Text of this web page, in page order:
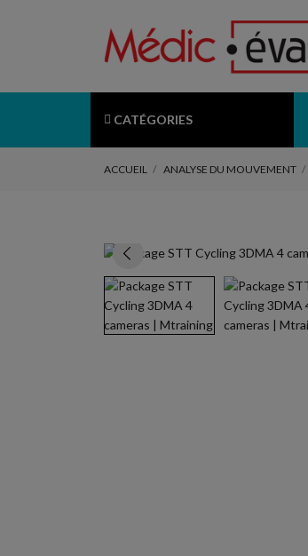
CATÉGORIES
ACCUEIL ANALYSE DU MOUVEMENT